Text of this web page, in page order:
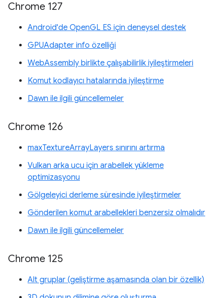
Chrome 127
Android'de OpenGL ES için deneysel destek
GPUAdapter info özelliği
WebAssembly birlikte çalışabilirlik iyileştirmeleri
Komut kodlayıcı hatalarında iyileştirme
Dawn ile ilgili güncellemeler
Chrome 126
maxTextureArrayLayers sınırını artırma
Vulkan arka ucu için arabellek yükleme
optimizasyonu
Gölgeleyici derleme süresinde iyileştirmeler
Gönderilen komut arabellekleri benzersiz olmalıdır
Dawn ile ilgili güncellemeler
Chrome 125
Alt gruplar (geliştirme aşamasında olan bir özellik)